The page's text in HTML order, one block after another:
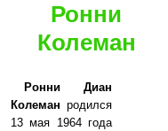
Ронни
Колеман
Ронни Диан
Колеман родился
13 мая 1964 года